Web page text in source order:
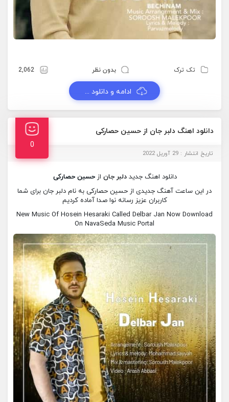
تک ترک بدون نظر 2,062
ادامه و دانلود ...
دانلود اهنگ دلبر جان از حسین حصارکی
0
تاریخ انتشار : 29 آوریل 2022
دانلود اهنگ جدید دلبر جان از حسین حصارکی
در این ساعت آهنگ جدیدی از حسین حصارکی به نام دلبر جان برای شما
کاربران عزیز رسانه نوا صدا آماده کردیم
New Music Of Hosein Hesaraki Called Delbar Jan Now Download
On NavaSeda Music Portal